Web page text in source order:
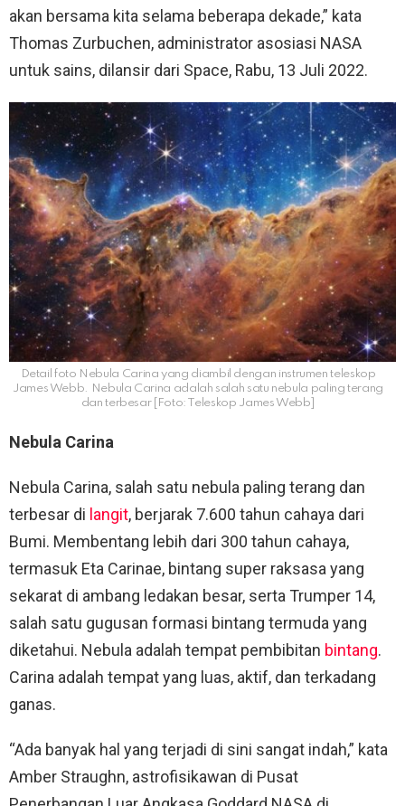
akan bersama kita selama beberapa dekade,” kata
Thomas Zurbuchen, administrator asosiasi NASA
untuk sains, dilansir dari Space, Rabu, 13 Juli 2022.
Detail foto Nebula Carina yang diambil dengan instrumen teleskop
James Webb. Nebula Carina adalah salah satu nebula paling terang
dan terbesar [Foto: Teleskop James Webb]
Nebula Carina
Nebula Carina, salah satu nebula paling terang dan
terbesar di langit, berjarak 7.600 tahun cahaya dari
Bumi. Membentang lebih dari 300 tahun cahaya,
termasuk Eta Carinae, bintang super raksasa yang
sekarat di ambang ledakan besar, serta Trumper 14,
salah satu gugusan formasi bintang termuda yang
diketahui. Nebula adalah tempat pembibitan bintang.
Carina adalah tempat yang luas, aktif, dan terkadang
ganas.
“Ada banyak hal yang terjadi di sini sangat indah,” kata
Amber Straughn, astrofisikawan di Pusat